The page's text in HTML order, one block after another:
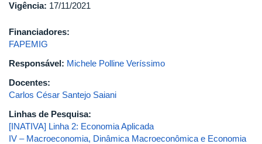
Vigência: 17/11/2021
Financiadores:
FAPEMIG
Responsável: Michele Polline Veríssimo
Docentes:
Carlos César Santejo Saiani
Linhas de Pesquisa:
[INATIVA] Linha 2: Economia Aplicada
IV – Macroeconomia, Dinâmica Macroeconômica e Economia